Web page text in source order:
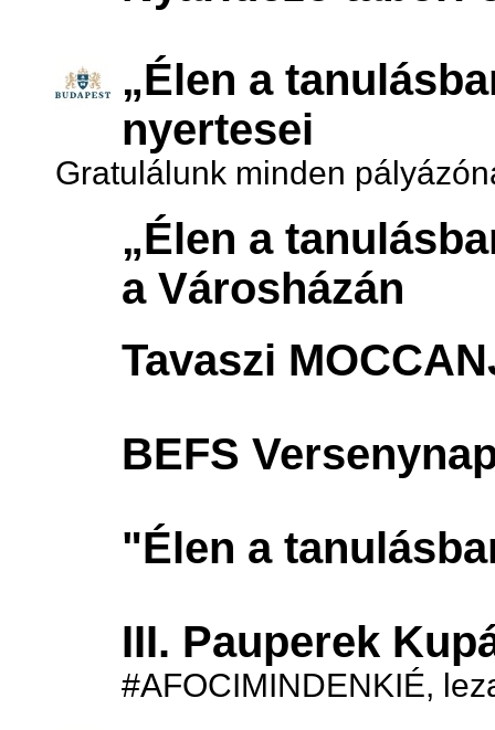
„Élen a
nyertesei
Gratulálunk minden
„Élen a
a Városházán
Tavaszi
BEFS
"Élen a
III. Pauperek
#AFOCIMINDENKIÉ,